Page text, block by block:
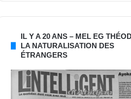
IL Y A 20 ANS – MEL EG
LA NATURALISATION DES
ÉTRANGERS